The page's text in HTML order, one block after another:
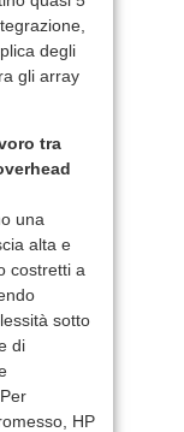
degli
gli array
tra
una
alta e
costretti a
sotto
di
HP